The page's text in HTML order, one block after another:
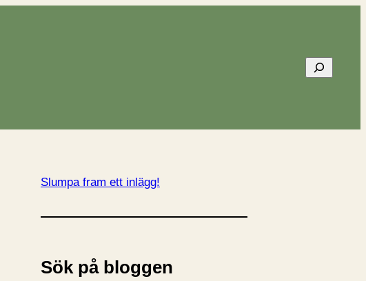
Sök
Slumpa fram ett inlägg!
Sök på bloggen